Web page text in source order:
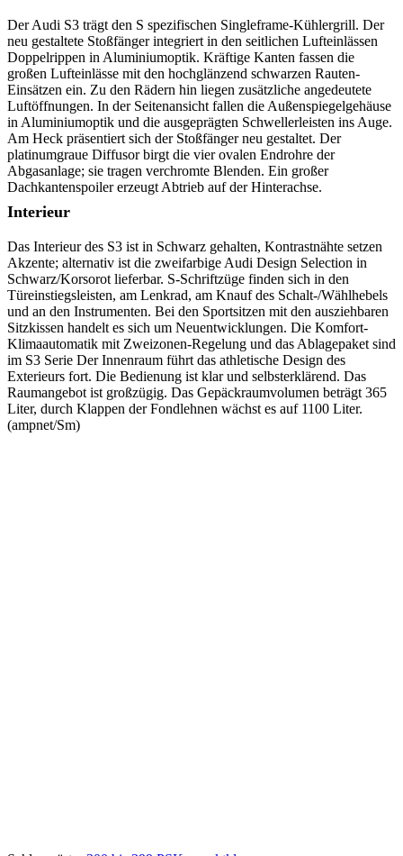
Der Audi S3 trägt den S spezifischen Singleframe-Kühlergrill. Der
neu gestaltete Stoßfänger integriert in den seitlichen Lufteinlässen
Doppelrippen in Aluminiumoptik. Kräftige Kanten fassen die
großen Lufteinlässe mit den hochglänzend schwarzen Rauten-
Einsätzen ein. Zu den Rädern hin liegen zusätzliche angedeutete
Luftöffnungen. In der Seitenansicht fallen die Außenspiegelgehäuse
in Aluminiumoptik und die ausgeprägten Schwellerleisten ins Auge.
Am Heck präsentiert sich der Stoßfänger neu gestaltet. Der
platinumgraue Diffusor birgt die vier ovalen Endrohre der
Abgasanlage; sie tragen verchromte Blenden. Ein großer
Dachkantenspoiler erzeugt Abtrieb auf der Hinterachse.
Interieur
Das Interieur des S3 ist in Schwarz gehalten, Kontrastnähte setzen
Akzente; alternativ ist die zweifarbige Audi Design Selection in
Schwarz/Korsorot lieferbar. S-Schriftzüge finden sich in den
Türeinstiegsleisten, am Lenkrad, am Knauf des Schalt-/Wählhebels
und an den Instrumenten. Bei den Sportsitzen mit den ausziehbaren
Sitzkissen handelt es sich um Neuentwicklungen. Die Komfort-
Klimaautomatik mit Zweizonen-Regelung und das Ablagepaket sind
im S3 Serie Der Innenraum führt das athletische Design des
Exterieurs fort. Die Bedienung ist klar und selbsterklärend. Das
Raumangebot ist großzügig. Das Gepäckraumvolumen beträgt 365
Liter, durch Klappen der Fondlehnen wächst es auf 1100 Liter.
(ampnet/Sm)